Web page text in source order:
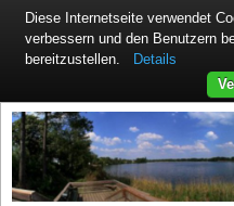
Diese Internetseite verwendet
verbessern und den Benutzern
bereitzustellen.
Details